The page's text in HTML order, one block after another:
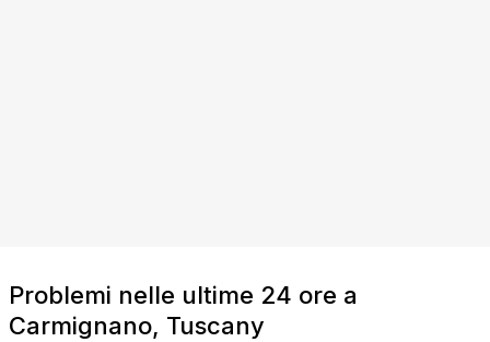
Problemi nelle ultime 24 ore a
Carmignano, Tuscany